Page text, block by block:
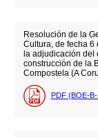
Resolución de la
Cultura, de fecha 6
la adjudicación del
construcción de la
Compostela (A
PDF (BOE-